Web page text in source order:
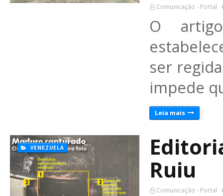
Comunicação - Portal
O
ser
impede
Leia mais
VENEZUELA
Ruiu
Comunicação - Portal